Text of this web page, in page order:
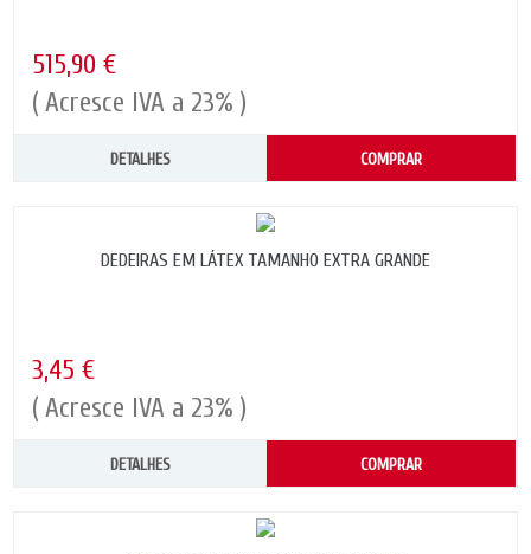
515,90 €
( Acresce IVA a 23% )
DETALHES COMPRAR
DEDEIRAS EM LÁTEX TAMANHO EXTRA GRANDE
3,45 €
( Acresce IVA a 23% )
DETALHES COMPRAR